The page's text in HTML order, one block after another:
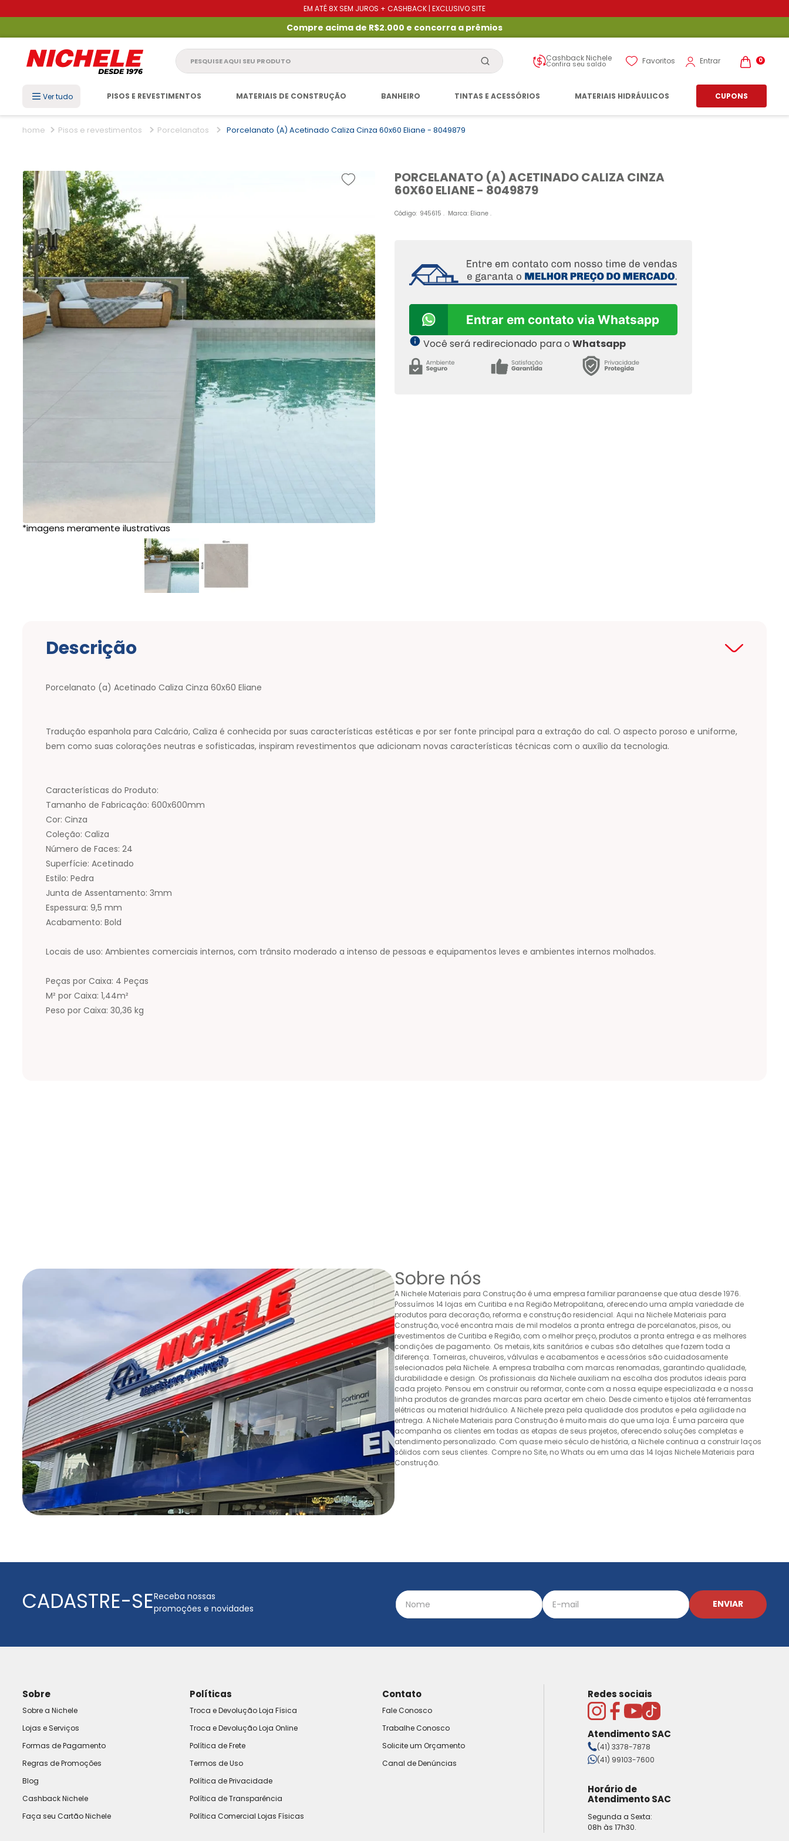
EM ATÉ 8X SEM JUROS + CASHBACK | EXCLUSIVO SITE
Compre acima de R$2.000 e concorra a prêmios
Pesquise aqui seu produto Cashback Nichele
Confira seu saldo Favoritos Entrar 0
Ver tudo PISOS E REVESTIMENTOS MATERIAIS DE CONSTRUÇÃO BANHEIRO TINTAS E ACESSÓRIOS MATERIAIS HIDRÁULICOS CUPONS
Pisos e revestimentos Porcelanatos Porcelanato (a) Acetinado Caliza Cinza 60x60 Eliane - 8049879
PORCELANATO (A) ACETINADO CALIZA CINZA
60X60 ELIANE - 8049879
Código: 945615 Marca: Eliane
Entrar em contato via Whatsapp
Você será redirecionado para o Whatsapp
Descrição
Porcelanato (a) Acetinado Caliza Cinza 60x60 Eliane
Tradução espanhola para Calcário, Caliza é conhecida por suas características estéticas e por ser fonte principal para a extração do cal. O aspecto poroso e uniforme,
bem como suas colorações neutras e sofisticadas, inspiram revestimentos que adicionam novas características técnicas com o auxílio da tecnologia.
Características do Produto:
Tamanho de Fabricação: 600x600mm
Cor: Cinza
Coleção: Caliza
Número de Faces: 24
Superfície: Acetinado
Estilo: Pedra
Junta de Assentamento: 3mm
Espessura: 9,5 mm
Acabamento: Bold
Locais de uso: Ambientes comerciais internos, com trânsito moderado a intenso de pessoas e equipamentos leves e ambientes internos molhados.
Peças por Caixa: 4 Peças
M² por Caixa: 1,44m²
Peso por Caixa: 30,36 kg
Sobre nós
A Nichele Materiais para Construção é uma empresa familiar paranaense que atua desde 1976.
Possuímos 14 lojas em Curitiba e na Região Metropolitana, oferecendo uma ampla variedade de
produtos para decoração, reforma e construção residencial. Aqui na Nichele Materiais para
Construção, você encontra mais de mil modelos a pronta entrega de porcelanatos, pisos, ou
revestimentos de Curitiba e Região, com o melhor preço, produtos a pronta entrega e as melhores
condições de pagamento. Os metais, kits sanitários e cubas são detalhes que fazem toda a
diferença. Torneiras, chuveiros, válvulas e acabamentos e acessórios são cuidadosamente
selecionados pela Nichele. A empresa trabalha com marcas renomadas, garantindo qualidade,
durabilidade e design. Os profissionais da Nichele auxiliam na escolha dos produtos ideais para
cada projeto. Pensou em construir ou reformar, conte com a nossa equipe especializada e a nossa
linha produtos de grandes marcas para acertar em cheio. Desde cimento e tijolos até ferramentas
elétricas ou material hidráulico. A Nichele preza pela qualidade dos produtos e pela agilidade na
entrega. A Nichele Materiais para Construção é muito mais do que uma loja. É uma parceira que
acompanha os clientes em todas as etapas de seus projetos, oferecendo soluções completas e
atendimento personalizado. Com quase meio século de história, a Nichele continua a construir laços
sólidos com seus clientes. Compre no Site, no Whats ou em uma das 14 lojas Nichele Materiais para
Construção.
CADASTRE-SEReceba nossas
promoções e novidades
ENVIAR
Sobre
Sobre a Nichele
Lojas e Serviços
Formas de Pagamento
Regras de Promoções
Blog
Cashback Nichele
Faça seu Cartão Nichele
Políticas
Troca e Devolução Loja Física
Troca e Devolução Loja Online
Política de Frete
Termos de Uso
Política de Privacidade
Política de Transparência
Política Comercial Lojas Físicas
Contato
Fale Conosco
Trabalhe Conosco
Solicite um Orçamento
Canal de Denúncias
Redes sociais
Atendimento SAC
(41) 3378-7878
(41) 99103-7600
Horário de
Atendimento SAC
Segunda a Sexta:
08h às 17h30.